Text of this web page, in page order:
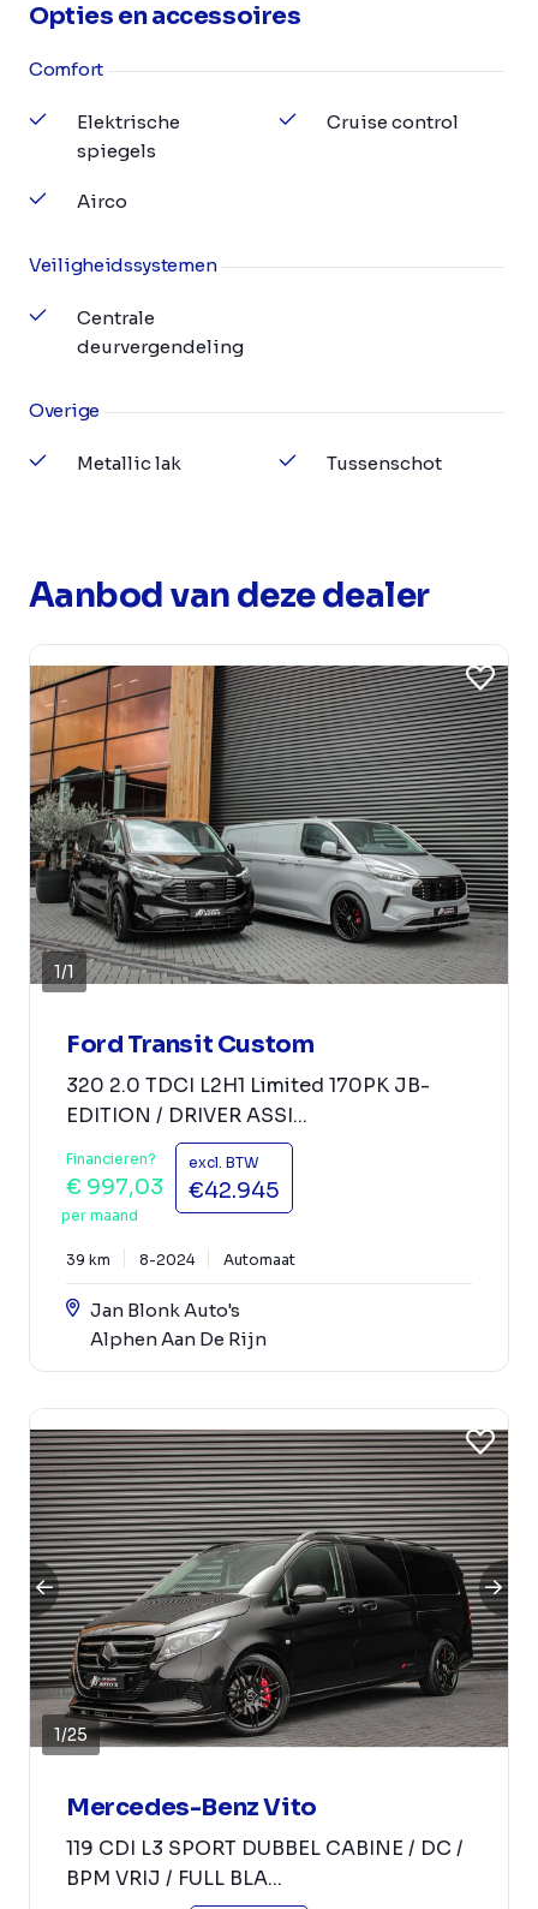
Opties en accessoires
Comfort
Elektrische
spiegels
Airco
Cruise control
Veiligheidssystemen
Centrale
deurvergendeling
Overige
Metallic lak Tussenschot
Aanbod van deze dealer
1/1
Ford Transit Custom
320 2.0 TDCI L2H1 Limited 170PK JB-
EDITION / DRIVER ASSI...
Financieren?
€ 997,03
per maand
excl. BTW
€42.945
39 km 8-2024 Automaat
Jan Blonk Auto's
Alphen Aan De Rijn
1/25
Mercedes-Benz Vito
119 CDI L3 SPORT DUBBEL CABINE / DC /
BPM VRIJ / FULL BLA...